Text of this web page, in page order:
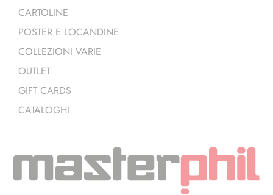
CARTOLINE
POSTER E LOCANDINE
COLLEZIONI VARIE
OUTLET
GIFT CARDS
CATALOGHI